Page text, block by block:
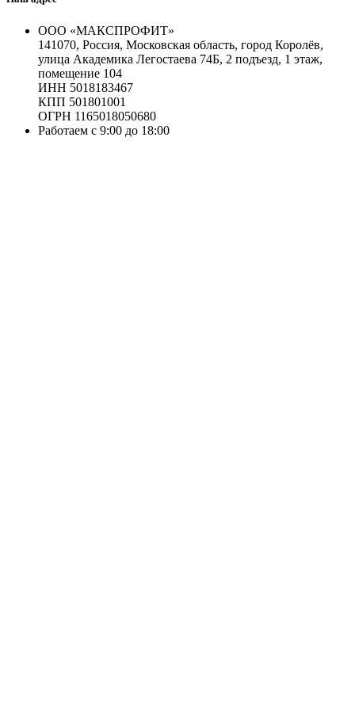
ООО «МАКСПРОФИТ»
141070, Россия, Московская область, город Королёв,
улица Академика Легостаева 74Б, 2 подъезд, 1 этаж,
помещение 104
ИНН 5018183467
КПП 501801001
ОГРН 1165018050680
Работаем с 9:00 до 18:00